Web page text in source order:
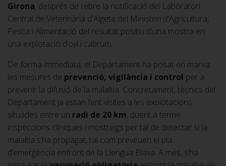
Girona, després de rebre la notificació del Laboratori
Central de Veterinària d'Algete del Ministeri d'Agricultura,
Pesca i Alimentació del resultat positiu d'una mostra en
una explotació d’oví i cabrum.
De forma immediata, el Departament ha posat en marxa
les mesures de prevenció, vigilància i control per a
prevenir la difusió de la malaltia. Concretament, tècnics del
Departament ja estan fent visites a les explotacions
situades entre un radi de 20 km, duent a terme
inspeccions clíniques i mostreigs per tal de detectar si la
malaltia s’ha propagat, tal com preveuen el pla
d’emergència enfront de la Llengua Blava. A més, s’ha